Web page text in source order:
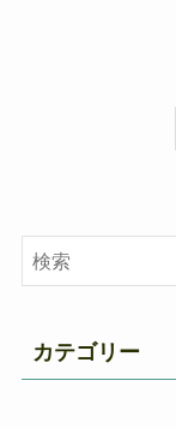
カテゴリー